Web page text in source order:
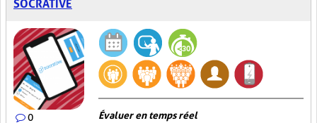
SOCRATIVE
0 Évaluer en temps réel